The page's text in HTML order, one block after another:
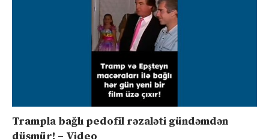
Trampla bağlı pedofil rəzaləti gündəmdən
düşmür! – Video